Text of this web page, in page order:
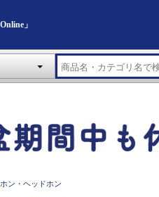
」
ン・ヘッドホン